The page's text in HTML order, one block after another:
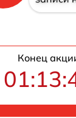
Конец